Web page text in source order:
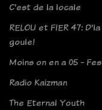
C'est de la locale
RELOU et FIER 47:
goule!
Moins on en a 05 -
Radio Kaizman
The Eternal Youth